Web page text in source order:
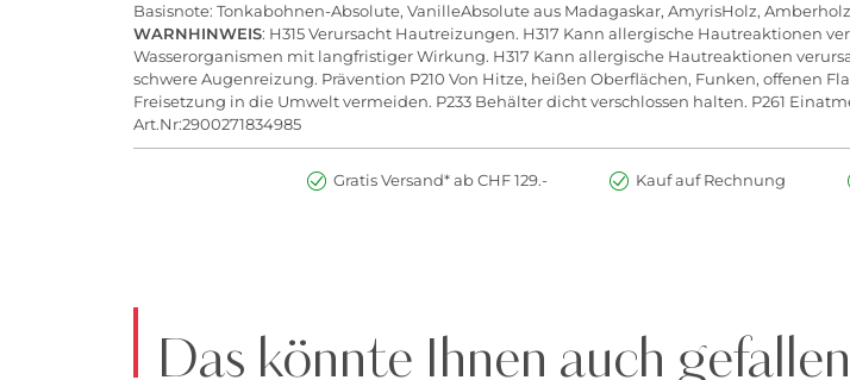
Basisnote: Tonkabohnen-Absolute, VanilleAbsolute aus Madagaskar, AmyrisHolz, Amberholz
WARNHINWEIS: H315 Verursacht Hautreizungen. H317 Kann allergische Hautreaktionen
Wasserorganismen mit langfristiger Wirkung. H317 Kann allergische Hautreaktionen
schwere Augenreizung. Prävention P210 Von Hitze, heißen Oberflächen, Funken, offenen
Freisetzung in die Umwelt vermeiden. P233 Behälter dicht verschlossen halten. P261
Art.Nr:2900271834985
Gratis Versand* ab CHF 129.- Kauf auf Rechnung
Das könnte Ihnen auch gefallen